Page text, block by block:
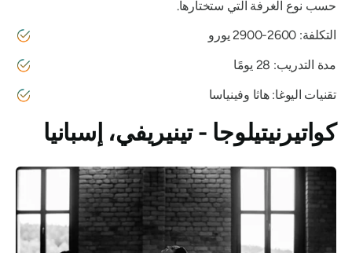
حسب نوع الغرفة التي ستختارها.
التكلفة: 2600-2900 يورو
مدة التدريب: 28 يومًا
تقنيات اليوغا: هاثا وفينياسا
كواتيرنيتيلوجا - تينيريفي، إسبانيا